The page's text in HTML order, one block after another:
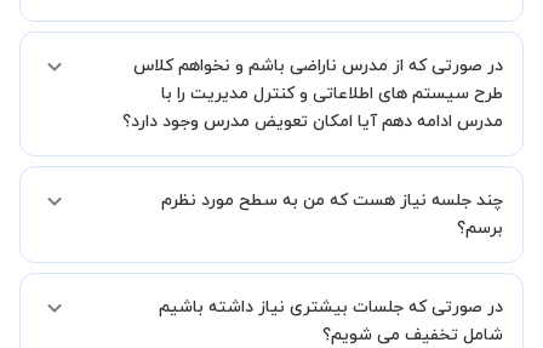
در روش اول، میتوانید پس از بررسی رزومه ها استاد مطلوب را انتخاب
کرده و درخواست خود را برای استاد ارسال کنید.
در روش دوم، میتوانید از طریق دکمه"استاد را به من پیشنهاد دهید" و یا
استادبانک شما را در انتخاب استاد مطلوب یاری کند.
بخش پشتیبانی استادبانک با شما تماس گرفته و راهنمایی کامل و پیگیری
لازم جهت تکمیل درخواست شما را انجام میدهند.
همچنین میتوانید درخواست خود را از طریق تماس مستقیم با شماره
در صورتی که از مدرس ناراضی باشم و نخواهم کلاس
طرح سیستم های اطلاعاتی و کنترل مدیریت را با
مدرس ادامه دهم آیا امکان تعویض مدرس وجود دارد؟
ادامه دهید.
چند جلسه نیاز هست که من به سطح مورد نظرم
برسم؟
مدرس مشخص کند ابتدا باید جلسه اول کلاس درس شما با مدرس برگزار
شود تا با توجه به سطح شما و خواسته شما مدرس اعلام کنند که تقریبا
در صورتی که جلسات بیشتری نیاز داشته باشیم
شامل تخفیف می شویم؟